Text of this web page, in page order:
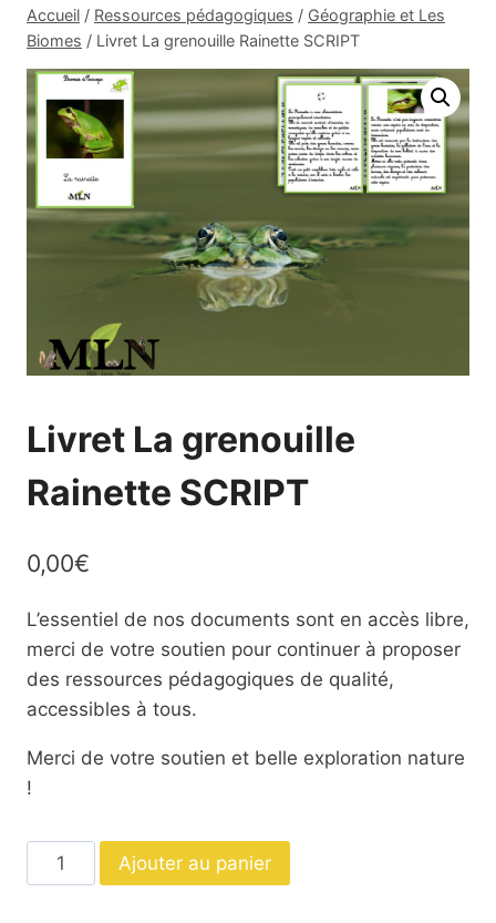
Accueil / Ressources pédagogiques / Géographie et Les
Biomes / Livret La grenouille Rainette SCRIPT
Livret La grenouille
Rainette SCRIPT
0,00€
L’essentiel de nos documents sont en accès libre,
merci de votre soutien pour continuer à proposer
des ressources pédagogiques de qualité,
accessibles à tous.
Merci de votre soutien et belle exploration nature
!
quantité
de
Ajouter au panier